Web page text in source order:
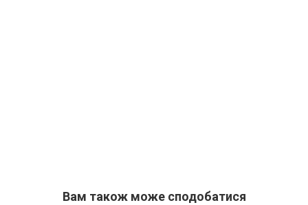
Вам також може сподобатися